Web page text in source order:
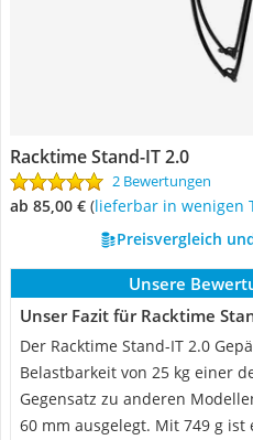
Racktime Stand-IT 2.0
2 Bewertungen
ab 85,00 € ( Lieferbar in wenigen
Preisvergleich
Unsere
Unser Fazit für Racktime
Der Racktime Stand-IT 2.0
Belastbarkeit von 25 kg einer
Gegensatz zu anderen
60 mm ausgelegt. Mit 749 g ist